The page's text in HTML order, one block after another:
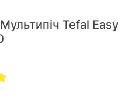
створює баланс: зовні —
— соковитість. Усе це
олії.
Tefal Easy